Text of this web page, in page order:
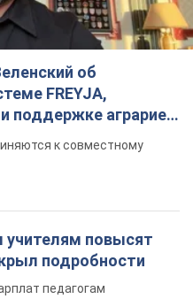
об
FREYJA,
поддержке аграриев.
к совместному
учителям повысят
подробности
педагогам